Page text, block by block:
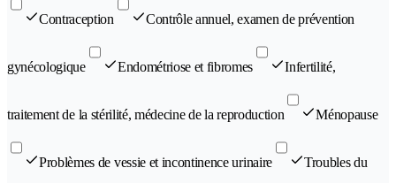
Contraception Contrôle annuel, examen de prévention
gynécologique Endométriose et fibromes Infertilité,
traitement de la stérilité, médecine de la reproduction Ménopause
Problèmes de vessie et incontinence urinaire Troubles du